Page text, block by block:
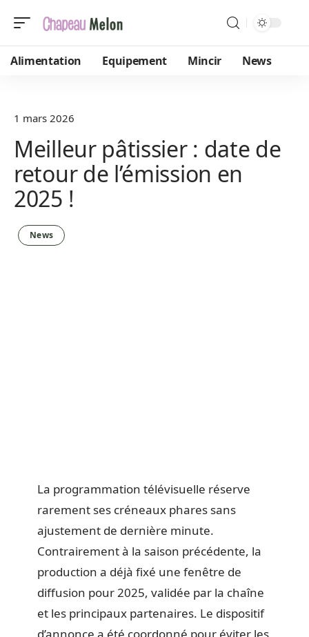
Alimentation Equipement Mincir News
1 mars 2026
Meilleur pâtissier : date de
retour de l’émission en
2025 !
News
La programmation télévisuelle réserve
rarement ses créneaux phares sans
ajustement de dernière minute.
Contrairement à la saison précédente, la
production a déjà fixé une fenêtre de
diffusion pour 2025, validée par la chaîne
et les principaux partenaires. Le dispositif